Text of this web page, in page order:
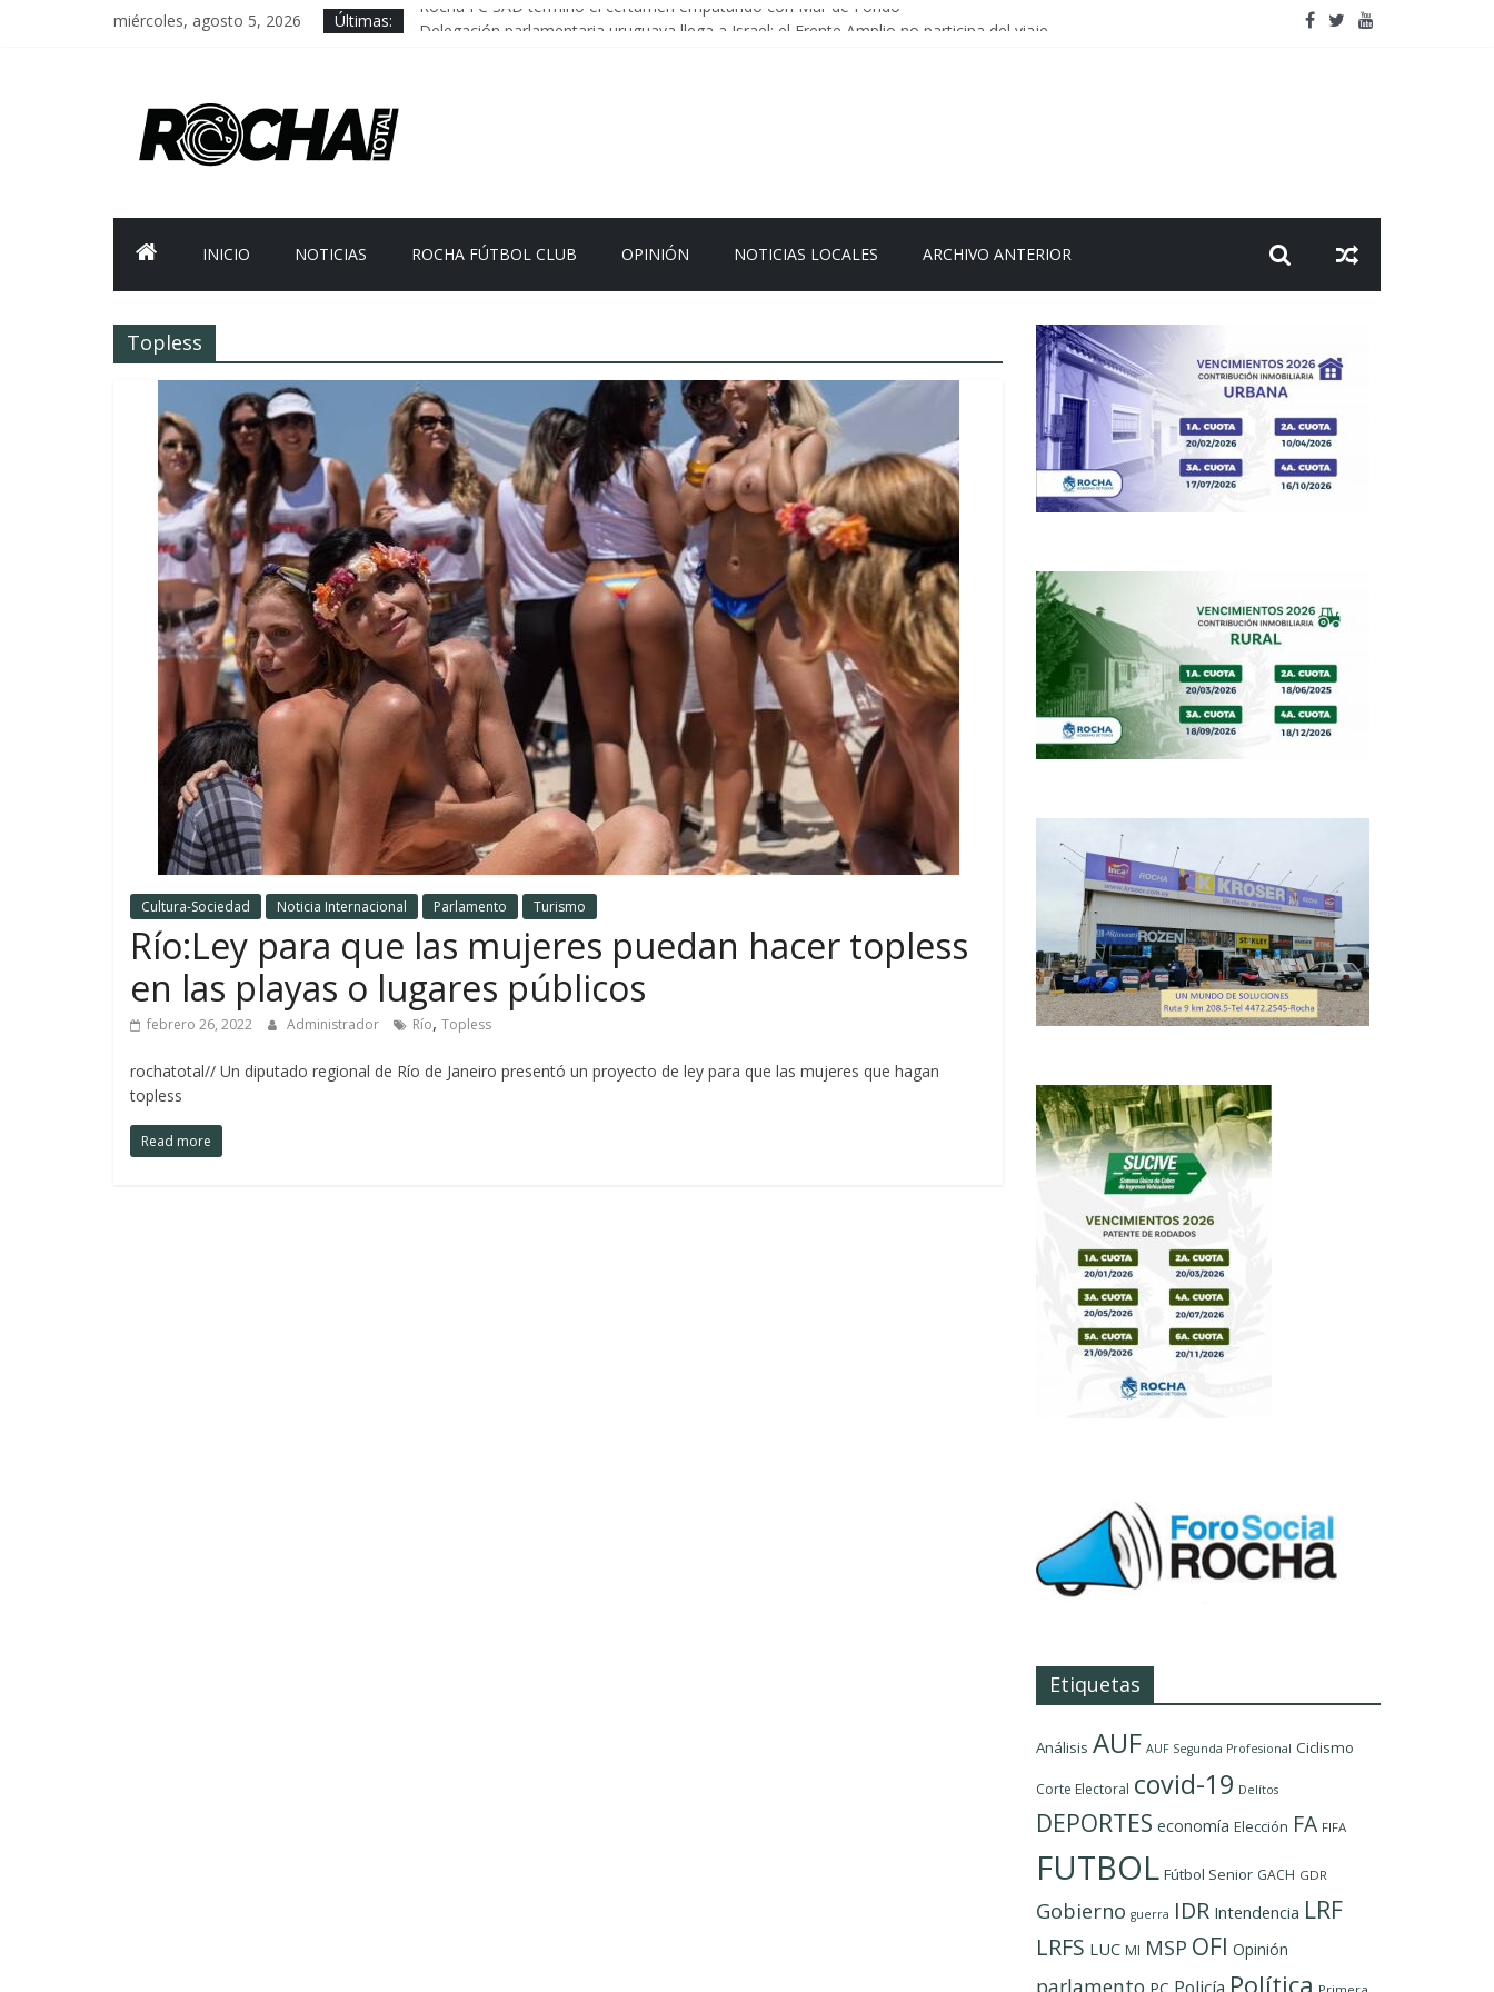
miércoles, agosto 5, 2026 Últimas:
Rocha FC SAD termino el certamen empatando con Mar de Fondo
INICIO NOTICIAS ROCHA FÚTBOL CLUB OPINIÓN NOTICIAS LOCALES ARCHIVO ANTERIOR
Topless
Cultura-Sociedad Noticia Internacional Parlamento Turismo
Río:Ley para que las mujeres puedan hacer topless
en las playas o lugares públicos
febrero 26, 2022 Administrador Río, Topless
rochatotal// Un diputado regional de Río de Janeiro presentó un proyecto de ley para que las mujeres que hagan
topless
Read more
Etiquetas
Análisis AUF AUF Segunda Profesional Ciclismo
Corte Electoral covid-19 Delítos
DEPORTES economía Elección FA FIFA
FUTBOL Fútbol Senior GACH GDR
Gobierno guerra IDR Intendencia LRF
LRFS LUC MI MSP OFI Opinión
parlamento PC Política